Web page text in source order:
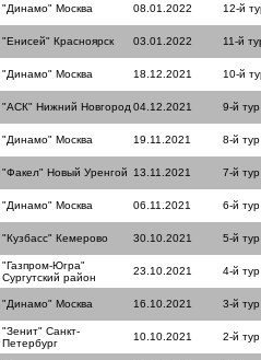
"Динамо" Москва 08.01.2022 12-й
"Енисей" Красноярск 03.01.2022 11-й
"Динамо" Москва 18.12.2021 10-й
"АСК" Нижний Новгород 04.12.2021 9-й тур
"Динамо" Москва 19.11.2021 8-й тур
"Факел" Новый Уренгой 13.11.2021 7-й тур
"Динамо" Москва 06.11.2021 6-й тур
"Кузбасс" Кемерово 30.10.2021 5-й тур
"Газпром-Югра"
Сургутский район
23.10.2021 4-й тур
"Динамо" Москва 16.10.2021 3-й тур
"Зенит" Санкт-
Петербург
10.10.2021 2-й тур